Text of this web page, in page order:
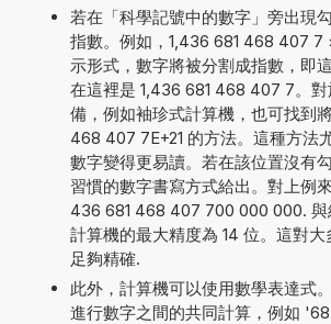
若在「科學記號中的數字」旁出現
指數。例如，1,436 681 468 407 7
示形式，數字將被分割成指數，即
在這裡是 1,436 681 468 407 7。
備，例如袖珍式計算機，也可找到
468 407 7E+21 的方法。這種方法
數字變得更易讀。若在該位置沒有
習慣的數字書寫方式給出。對上例
436 681 468 407 700 000 000. 與
計算機的最大精度為 14 位。這對
足夠精確.
此外，計算機可以使用數學表達式
進行數字之間的共同計算，例如